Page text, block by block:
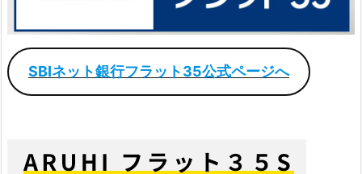
SBIネット銀行フラット35公式ページへ